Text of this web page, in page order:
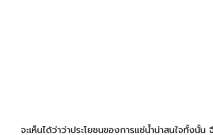
จะเห็นได้ว่าว่าประโยชนของการแช่น้ำน่าสนใจทั้ง